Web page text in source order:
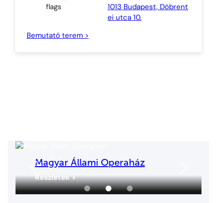
1013 Budapest, Döbrent
ei utca 10.
Bemutató terem >
Magyar Állami Operaház
Részletek >
B
u
d